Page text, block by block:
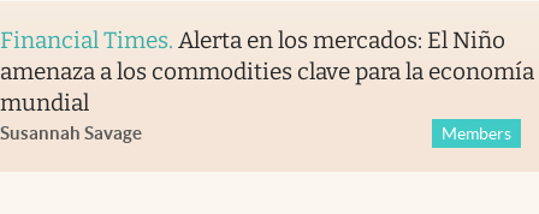
Financial Times. Alerta en los mercados: El Niño
amenaza a los commodities clave para la economía
mundial
Susannah Savage Members